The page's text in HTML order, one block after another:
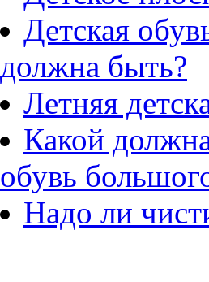
Детская
должна быть?
Летняя
Какой
обувь
Надо ли